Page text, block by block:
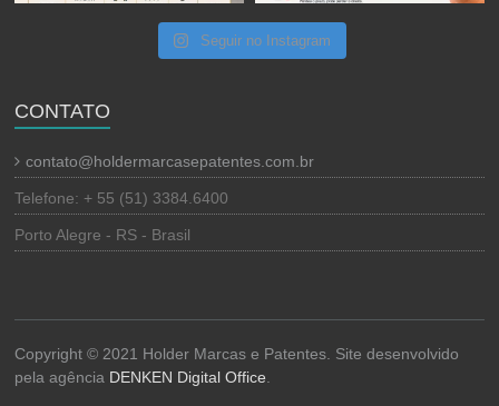
Seguir no Instagram
CONTATO
contato@holdermarcasepatentes.com.br
Telefone: + 55 (51) 3384.6400
Porto Alegre - RS - Brasil
Copyright © 2021 Holder Marcas e Patentes. Site desenvolvido
pela agência DENKEN Digital Office